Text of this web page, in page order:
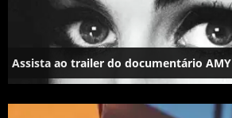
Assista ao trailer do documentário AMY